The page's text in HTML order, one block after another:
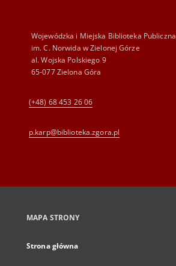
Wojewódzka i Miejska Biblioteka Publiczna
im. C. Norwida w Zielonej Górze
al. Wojska Polskiego 9
65-077 Zielona Góra
(+48) 68 453 26 06
p.karp@biblioteka.zgora.pl
MAPA STRONY
Strona główna